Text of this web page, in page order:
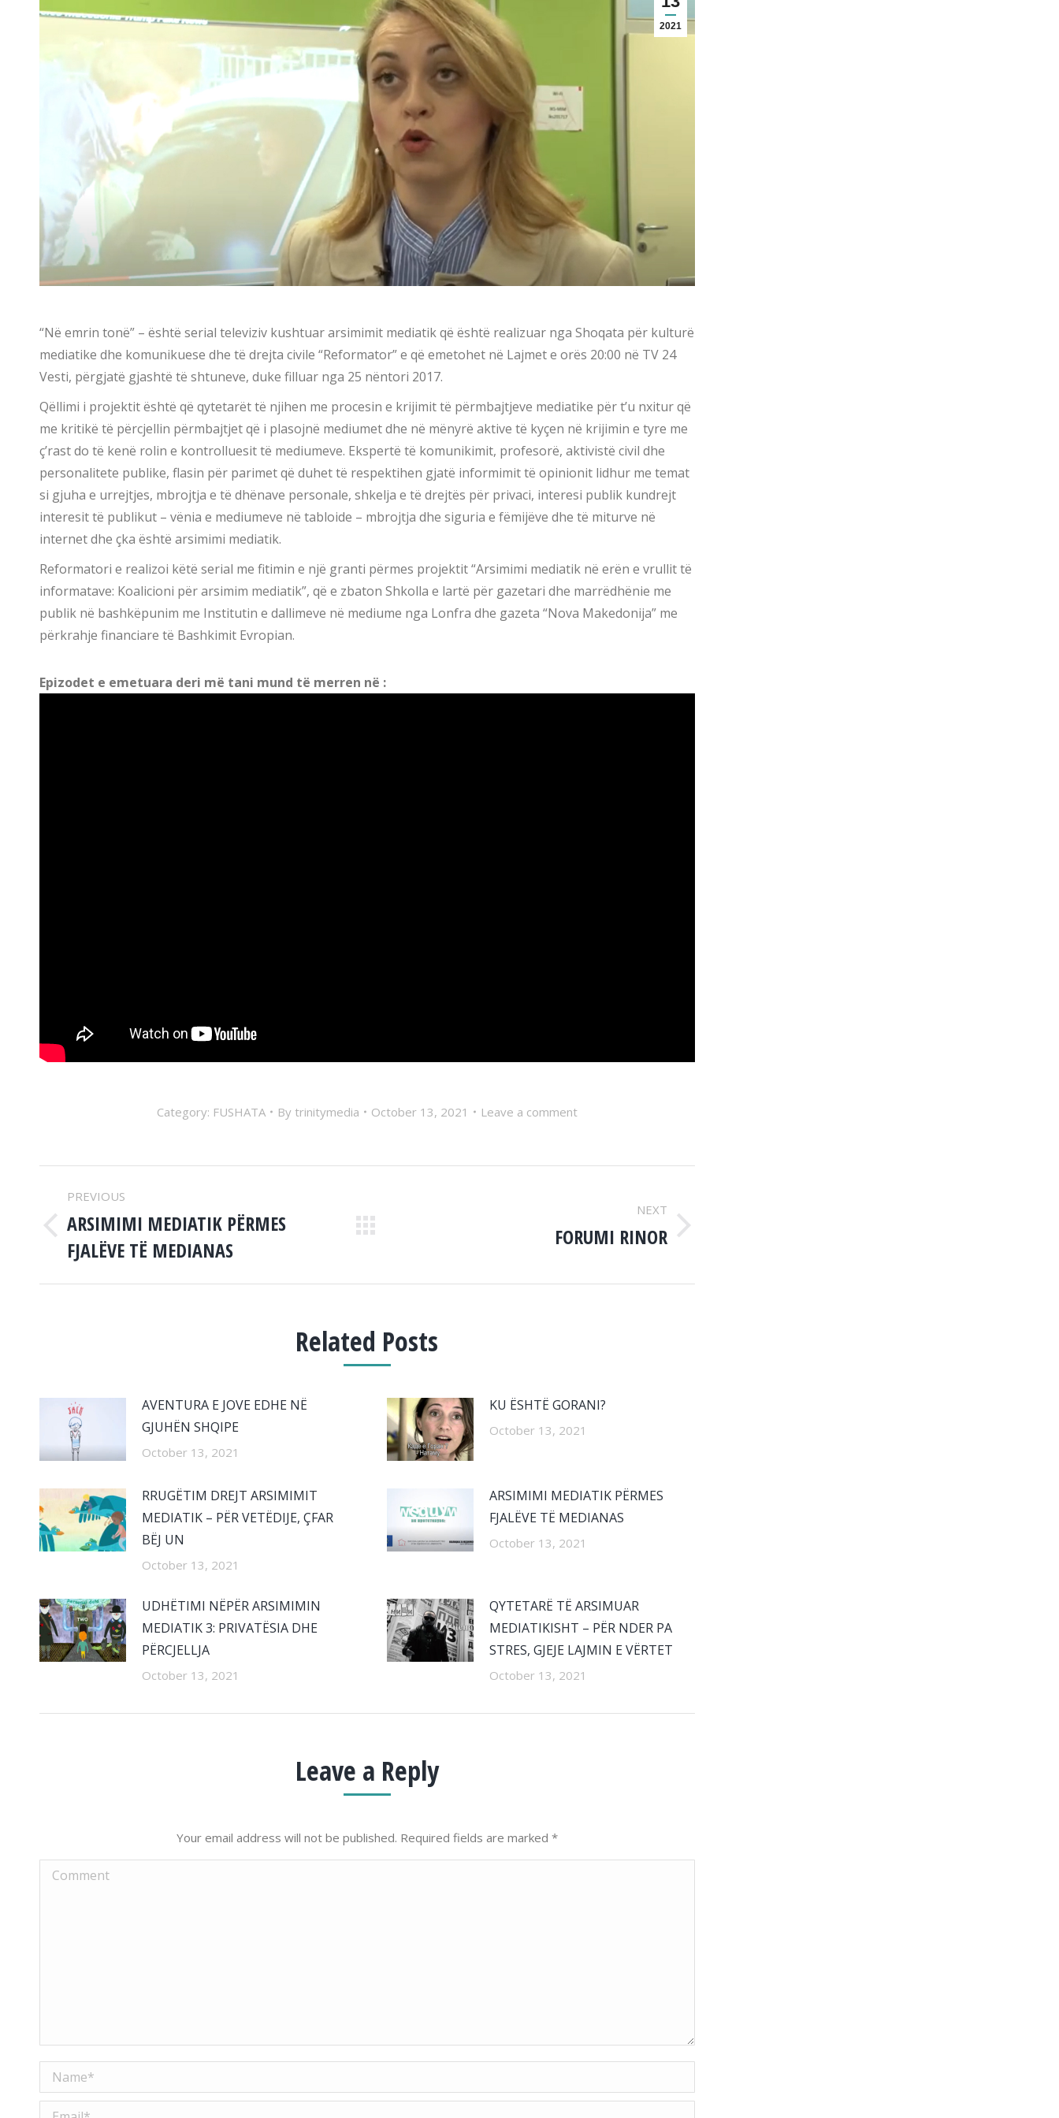
2021
“Në emrin tonë” – është serial televiziv kushtuar arsimimit mediatik që është realizuar nga Shoqata për kulturë
mediatike dhe komunikuese dhe të drejta civile “Reformator” e që emetohet në Lajmet e orës 20:00 në TV 24
Vesti, përgjatë gjashtë të shtuneve, duke filluar nga 25 nëntori 2017.
Qëllimi i projektit është që qytetarët të njihen me procesin e krijimit të përmbajtjeve mediatike për t’u nxitur që
me kritikë të përcjellin përmbajtjet që i plasojnë mediumet dhe në mënyrë aktive të kyçen në krijimin e tyre me
ç’rast do të kenë rolin e kontrolluesit të mediumeve. Ekspertë të komunikimit, profesorë, aktivistë civil dhe
personalitete publike, flasin për parimet që duhet të respektihen gjatë informimit të opinionit lidhur me temat
si gjuha e urrejtjes, mbrojtja e të dhënave personale, shkelja e të drejtës për privaci, interesi publik kundrejt
interesit të publikut – vënia e mediumeve në tabloide – mbrojtja dhe siguria e fëmijëve dhe të miturve në
internet dhe çka është arsimimi mediatik.
Reformatori e realizoi këtë serial me fitimin e një granti përmes projektit “Arsimimi mediatik në erën e vrullit të
informatave: Koalicioni për arsimim mediatik”, që e zbaton Shkolla e lartë për gazetari dhe marrëdhënie me
publik në bashkëpunim me Institutin e dallimeve në mediume nga Lonfra dhe gazeta “Nova Makedonija” me
përkrahje financiare të Bashkimit Evropian.
Epizodet e emetuara deri më tani mund të merren në :
Category: FUSHATA By trinitymedia October 13, 2021 Leave a comment
POST
NAVIGATION
PREVIOUS
Previous
post:
ARSIMIMI MEDIATIK PËRMES
FJALËVE TË MEDIANAS
NEXT
FORUMI RINOR
Related Posts
AVENTURA E JOVE EDHE NË
GJUHËN SHQIPE
October 13, 2021
KU ËSHTË GORANI?
October 13, 2021
RRUGËTIM DREJT ARSIMIMIT
MEDIATIK – PËR VETËDIJE, ÇFAR
BËJ UN
October 13, 2021
ARSIMIMI MEDIATIK PËRMES
FJALËVE TË MEDIANAS
October 13, 2021
UDHËTIMI NËPËR ARSIMIMIN
MEDIATIK 3: PRIVATËSIA DHE
PËRCJELLJA
October 13, 2021
QYTETARË TË ARSIMUAR
MEDIATIKISHT – PËR NDER PA
STRES, GJEJE LAJMIN E VËRTET
October 13, 2021
Leave a Reply
Your email address will not be published. Required fields are marked *
Comment
Name *
Email *